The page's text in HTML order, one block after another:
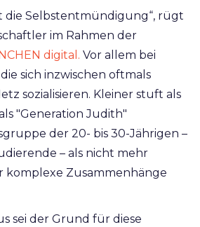
die Selbstentmündigung“, rügt
im Rahmen der
digital. Vor allem bei
sich inzwischen oftmals
sozialisieren. Kleiner stuft als
"Generation Judith"
der 20- bis 30-Jährigen –
– als nicht mehr
komplexe Zusammenhänge
sei der Grund für diese